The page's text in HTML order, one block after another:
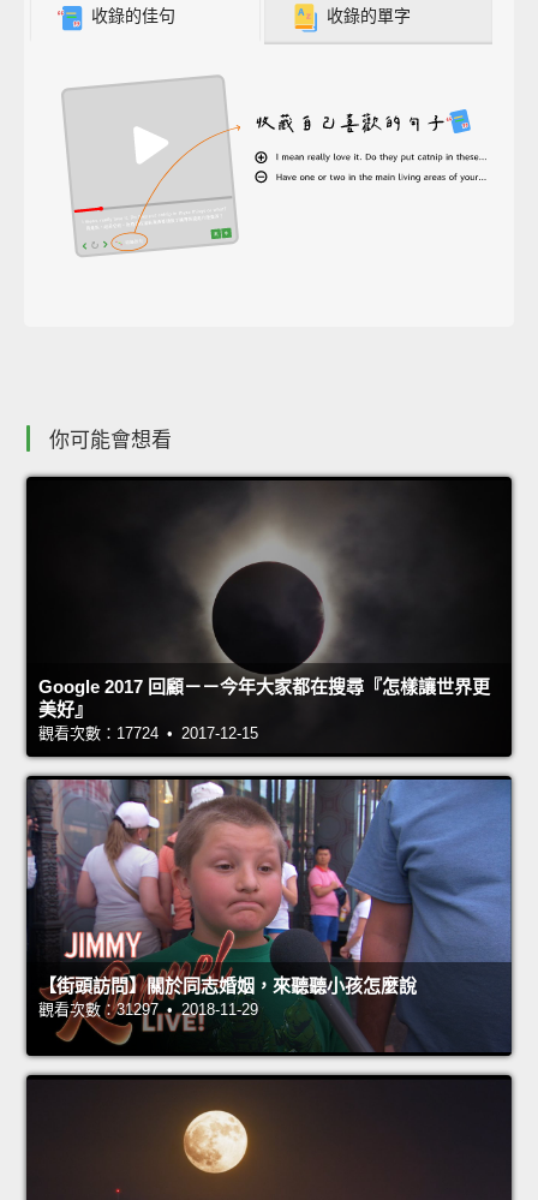
收錄的佳句 收錄的單字
你可能會想看
Google 2017 回顧－－今年大家都在搜尋『怎樣讓世界更
美好』
觀看次數：17724 • 2017-12-15
【街頭訪問】關於同志婚姻，來聽聽小孩怎麼說
觀看次數：31297 • 2018-11-29